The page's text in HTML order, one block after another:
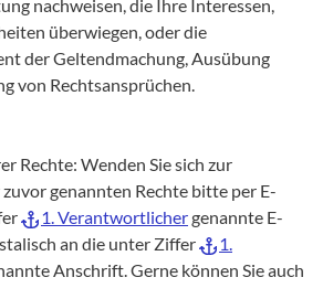
nachweisen, die Ihre Interessen,
überwiegen, oder die
der Geltendmachung, Ausübung
von Rechtsansprüchen.
Rechte: Wenden Sie sich zur
genannten Rechte bitte per E-
1. Verantwortlichergenannte E-
an die unter Ziffer
1.
Anschrift. Gerne können Sie auch